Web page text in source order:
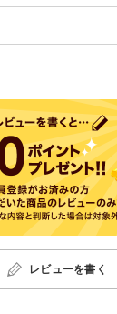
レビューを書く